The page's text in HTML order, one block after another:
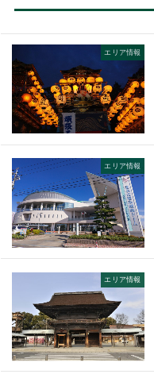
エリア情報
エリア情報
エリア情報